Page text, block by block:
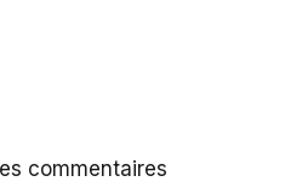
commentaires